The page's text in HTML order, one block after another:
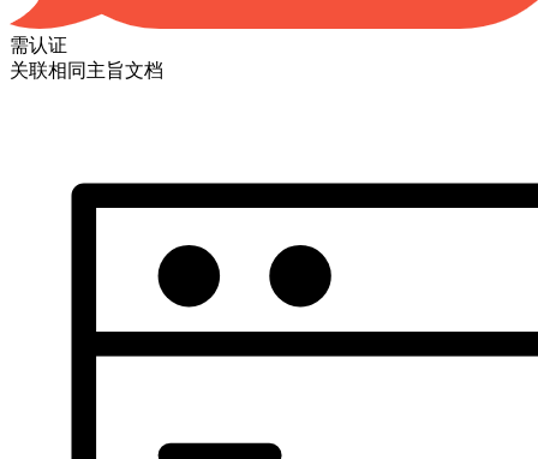
需认证
关联相同主旨文档